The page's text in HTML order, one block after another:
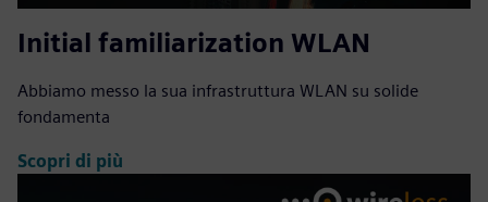
Initial familiarization WLAN
Abbiamo messo la sua infrastruttura WLAN su solide
fondamenta
Scopri di più